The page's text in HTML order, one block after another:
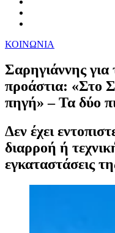
ΚΟΙΝΩΝΙΑ
Σαρηγιάννης
προάστια: «Στο
πηγή» – Τα δύο
Δεν έχει
διαρροή ή
εγκαταστάσεις